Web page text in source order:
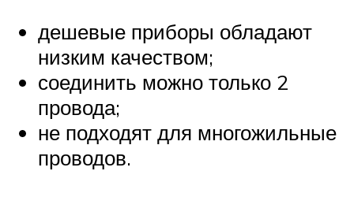
дешевые приборы обладают
низким качеством;
соединить можно только 2
провода;
не подходят для многожильные
проводов.